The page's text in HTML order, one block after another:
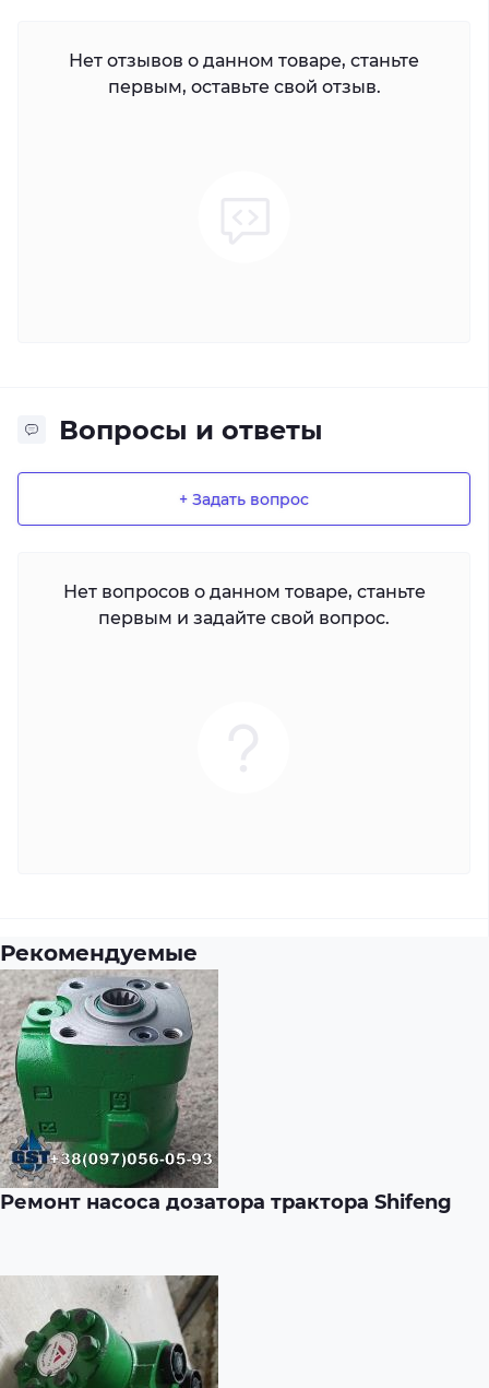
Нет отзывов о данном товаре, станьте
первым, оставьте свой отзыв.
Вопросы и ответы
+ Задать вопрос
Нет вопросов о данном товаре, станьте
первым и задайте свой вопрос.
Рекомендуемые
Ремонт насоса дозатора трактора Shifeng